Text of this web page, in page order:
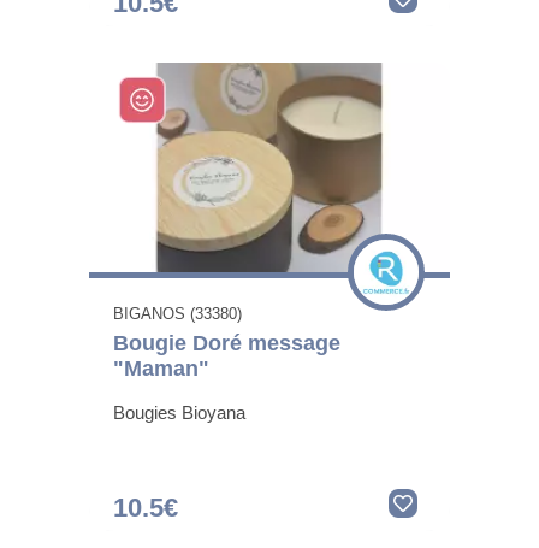
BIGANOS (33380)
Bougie Doré message
"Maman"
Bougies Bioyana
10.5€